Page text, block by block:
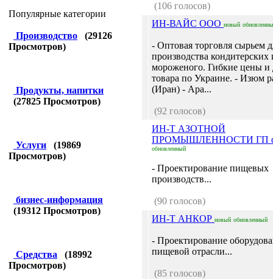
Популярные категории
Производство (29126
Просмотров)
Продукты, напитки
(27825 Просмотров)
Услуги (19869
Просмотров)
бизнес-информация
(19312 Просмотров)
Средства (18992
Просмотров)
(106 голосов)
ИН-ВАЙС ООО новый
- Оптовая торговля сырьем
производства кондитерских
мороженого. Гибкие цены и
товара по Украине. - Изюм
(Иран) - Ара...
(92 голосов)
ИН-Т АЗОТНОЙ
ПРОМЫШЛЕННОСТИ ГП
обновленный
- Проектирование пищевых
производств...
(90 голосов)
ИН-Т АНКОР новый обновленный
- Проектирование
пищевой отрасли...
(85 голосов)